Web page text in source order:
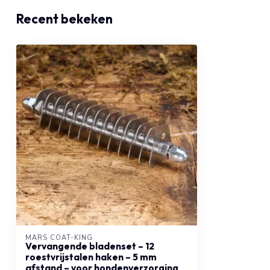
Recent bekeken
MARS COAT-KING
Vervangende bladenset – 12
roestvrijstalen haken – 5 mm